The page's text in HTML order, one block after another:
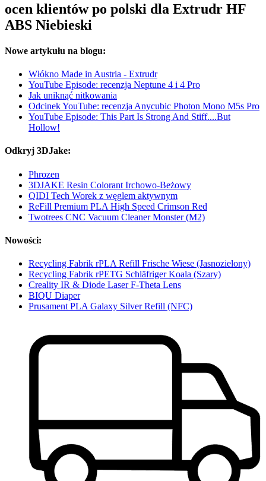
ocen klientów po polski dla Extrudr HF
ABS Niebieski
Nowe artykułu na blogu:
Włókno Made in Austria - Extrudr
YouTube Episode: recenzja Neptune 4 i 4 Pro
Jak uniknąć nitkowania
Odcinek YouTube: recenzja Anycubic Photon Mono M5s Pro
YouTube Episode: This Part Is Strong And Stiff....But
Hollow!
Odkryj 3DJake:
Phrozen
3DJAKE Resin Colorant Irchowo-Beżowy
QIDI Tech Worek z węglem aktywnym
ReFill Premium PLA High Speed Crimson Red
Twotrees CNC Vacuum Cleaner Monster (M2)
Nowości:
Recycling Fabrik rPLA Refill Frische Wiese (Jasnozielony)
Recycling Fabrik rPETG Schläfriger Koala (Szary)
Creality IR & Diode Laser F-Theta Lens
BIQU Diaper
Prusament PLA Galaxy Silver Refill (NFC)